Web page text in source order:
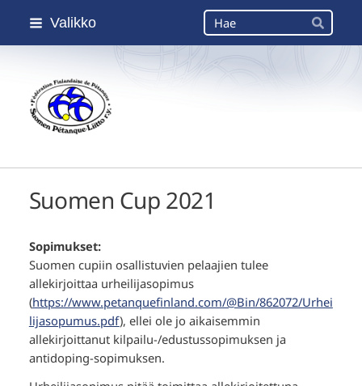
Siirry
Valikko Haku
Hae
Suomen Petanque-Liitto
Suomen Cup 2021
Sopimukset:
Suomen cupiin osallistuvien pelaajien tulee
allekirjoittaa urheilijasopimus
(https://www.petanquefinland.com/@Bin/862072/Urhei
lijasopumus.pdf), ellei ole jo aikaisemmin
allekirjoittanut kilpailu-/edustussopimuksen ja
antidoping-sopimuksen.